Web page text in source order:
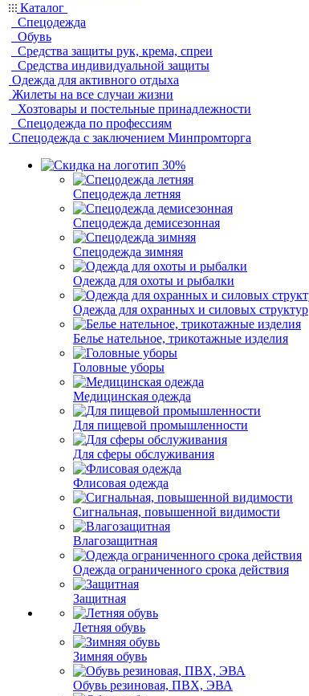
Каталог
Спецодежда
Обувь
Средства защиты рук, крема, спреи
Средства индивидуальной защиты
Одежда для активного отдыха
Жилеты на все случаи жизни
Хозтовары и постельные принадлежности
Спецодежда по профессиям
Спецодежда с заключением Минпромторга
Спецодежда летняя
Спецодежда демисезонная
Спецодежда зимняя
Одежда для охоты и рыбалки
Одежда для охранных и силовых структур
Белье нательное, трикотажные изделия
Головные уборы
Медицинская одежда
Для пищевой промышленности
Для сферы обслуживания
Флисовая одежда
Сигнальная, повышенной видимости
Влагозащитная
Одежда ограниченного срока действия
Защитная
Летняя обувь
Зимняя обувь
Обувь резиновая, ПВХ, ЭВА